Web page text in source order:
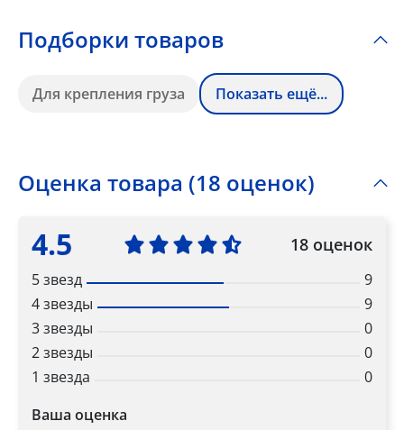
Подборки товаров
Для крепления груза Показать ещё...
Оценка товара (18 оценок)
4.5 18 оценок
5 звезд
9
4 звезды
9
3 звезды
0
2 звезды
0
1 звезда
0
Ваша оценка